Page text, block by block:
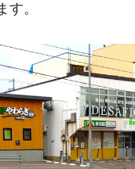
す。